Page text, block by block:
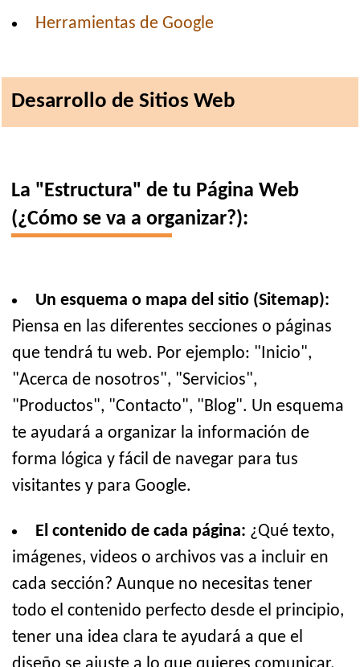
Herramientas de Google
Desarrollo de Sitios Web
La "Estructura" de tu Página Web
(¿Cómo se va a organizar?):
Un esquema o mapa del sitio (Sitemap):
Piensa en las diferentes secciones o páginas
que tendrá tu web. Por ejemplo: "Inicio",
"Acerca de nosotros", "Servicios",
"Productos", "Contacto", "Blog". Un esquema
te ayudará a organizar la información de
forma lógica y fácil de navegar para tus
visitantes y para Google.
El contenido de cada página: ¿Qué texto,
imágenes, videos o archivos vas a incluir en
cada sección? Aunque no necesitas tener
todo el contenido perfecto desde el principio,
tener una idea clara te ayudará a que el